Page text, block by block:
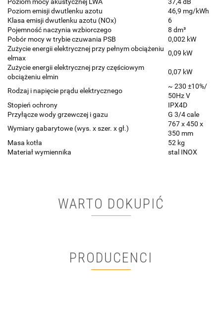
Poziom emisji dwutlenku azotu
46,9 mg/kWh
Klasa emisji dwutlenku azotu (NOx)
6
Pojemność naczynia wzbiorczego
8 dm³
Pobór mocy w trybie czuwania PSB
0,002 kW
Zużycie energii elektrycznej przy pełnym obciążeniu
elmax
0,09 kW
Zużycie energii elektrycznej przy częściowym
obciążeniu elmin
0,07 kW
Rodzaj i napięcie prądu elektrycznego
~ 230 ±10%/
50Hz V
Stopień ochrony
IPX4D
Przyłącze wody grzewczej i gazu
G 3/4 cale
Wymiary gabarytowe (wys. x szer. x gł.)
767 x 450 x
350 mm
Masa kotła
52 kg
Materiał wymiennika
stal INOX
WARTO DOKUPIĆ
PRODUCENCI